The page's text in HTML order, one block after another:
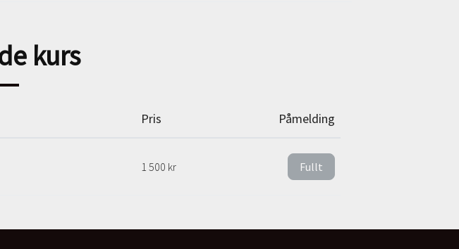
kurs
Pris Påmelding
1 500 kr Fullt